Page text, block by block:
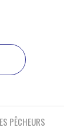
PÊCHEURS